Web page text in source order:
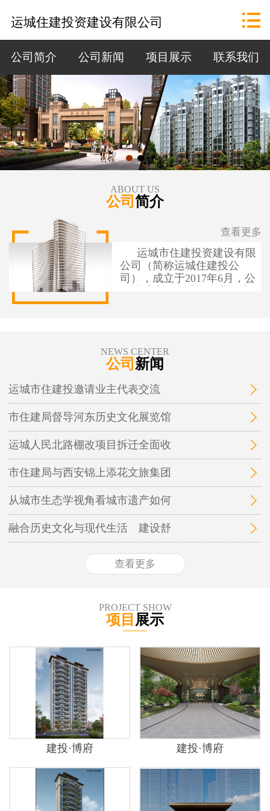
政策法规
资讯中心
招标公告
项目展示
运城住建投资建设有限公司 
公司简介 公司新闻 项目展示 联系我们
ABOUT US
公司 简介
运城市住建投资建设有限
公司（简称运城住建投公
司），成立于2017年6月，公
资建设项目融资实施平台，
为保障性安居工程和城市基
运城市中心城区棚户区改
造、城中村改造等保障性安
居工程及市政基础设施、地
下管廊开发建设和投融资业
务。
查看更多
NEWS CENTER
公司 新闻
运城市住建投邀请业主代表交流
市住建局督导河东历史文化展览馆
运城人民北路棚改项目拆迁全面收
市住建局与西安锦上添花文旅集团
从城市生态学视角看城市遗产如何
融合历史文化与现代生活 建设舒
查看更多
PROJECT SHOW
项目 展示
建投·博府 建投·博府